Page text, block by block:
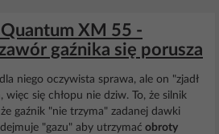
XM 55 -
gaźnika się porusza
niego oczywista sprawa, ale on "zjadł
więc się chłopu nie dziw. To, że silnik
gaźnik "nie trzyma" zadanej dawki
"gazu" aby utrzymać obroty